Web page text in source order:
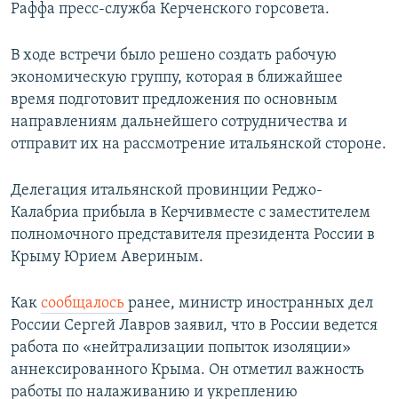
Раффа пресс-служба Керченского горсовета.
В ходе встречи было решено создать рабочую
экономическую группу, которая в ближайшее
время подготовит предложения по основным
направлениям дальнейшего сотрудничества и
отправит их на рассмотрение итальянской стороне.
Делегация итальянской провинции Реджо-
Калабриа прибыла в Керчивместе с заместителем
полномочного представителя президента России в
Крыму Юрием Авериным.
Как сообщалось ранее, министр иностранных дел
России Сергей Лавров заявил, что в России ведется
работа по «нейтрализации попыток изоляции»
аннексированного Крыма. Он отметил важность
работы по налаживанию и укреплению